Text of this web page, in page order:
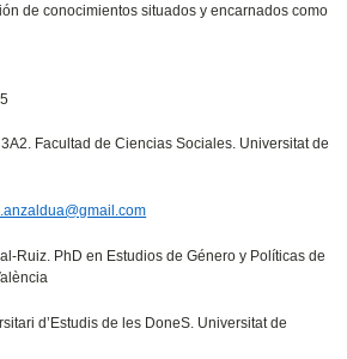
de conocimientos situados y encarnados como
Facultad de Ciencias Sociales. Universitat de
Ruiz. PhD en Estudios de Género y Políticas de
d’Estudis de les DoneS. Universitat de